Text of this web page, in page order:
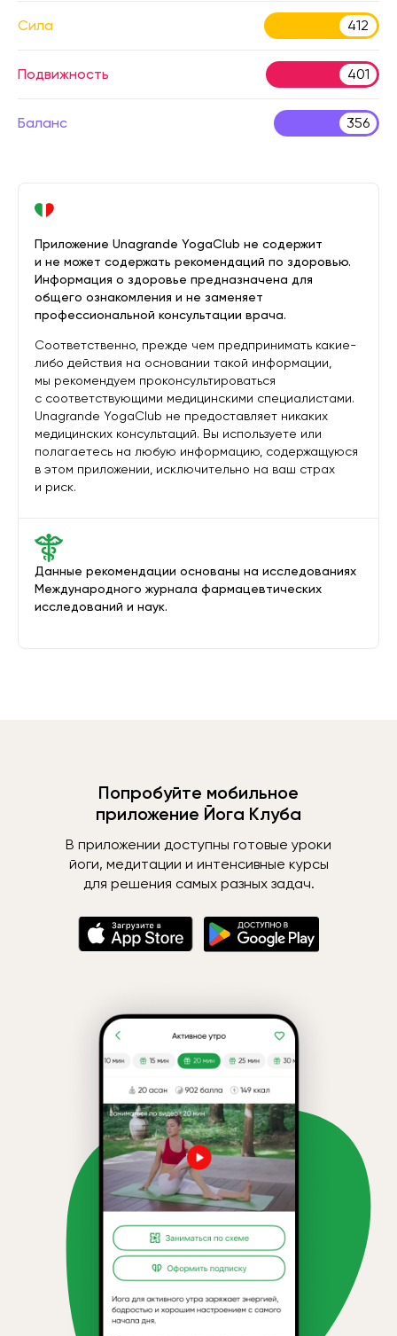
Сила 412
Подвижность 401
Баланс 356
Данные рекомендации основаны на исследованиях
Международного журнала фармацевтических
исследований и наук.
Приложение Unagrande YogaClub не содержит
и не может содержать рекомендаций по здоровью.
Информация о здоровье предназначена для
общего ознакомления и не заменяет
профессиональной консультации врача.
Соответственно, прежде чем предпринимать какие-
либо действия на основании такой информации,
мы рекомендуем проконсультироваться
с соответствующими медицинскими специалистами.
Unagrande YogaClub не предоставляет никаких
медицинских консультаций. Вы используете или
полагаетесь на любую информацию, содержащуюся
в этом приложении, исключительно на ваш страх
и риск.
Попробуйте мобильное
приложение Йога Клуба
В приложении доступны готовые уроки
йоги, медитации и интенсивные курсы
для решения самых разных задач.